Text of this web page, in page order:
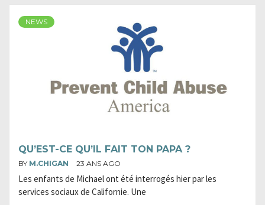
NEWS
QU’EST-CE QU’IL FAIT TON PAPA ?
BY M.CHIGAN 23 ANS AGO
Les enfants de Michael ont été interrogés hier par les
services sociaux de Californie. Une